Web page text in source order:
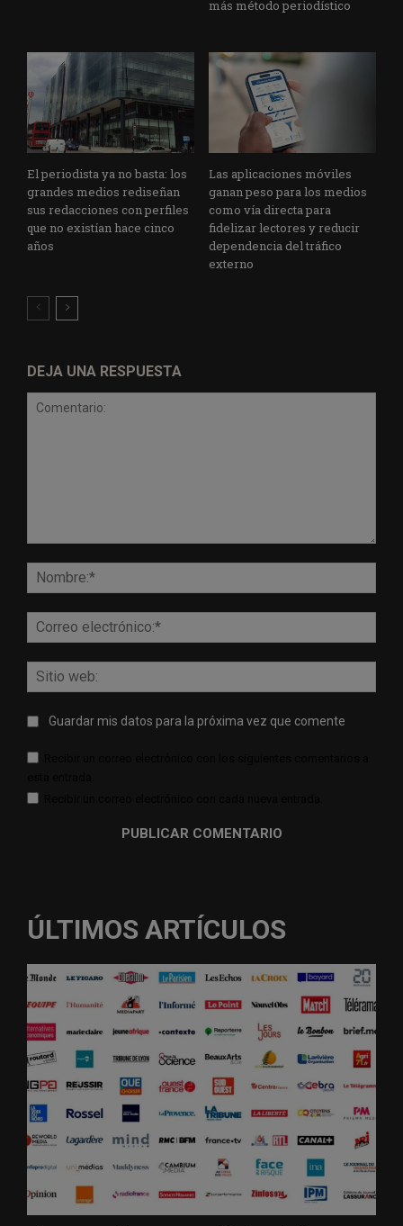
más método periodístico
El periodista ya no basta: los
grandes medios rediseñan
sus redacciones con perfiles
que no existían hace cinco
años
Las aplicaciones móviles
ganan peso para los medios
como vía directa para
fidelizar lectores y reducir
dependencia del tráfico
externo
DEJA UNA RESPUESTA
Guardar mis datos para la próxima vez que comente
ÚLTIMOS ARTÍCULOS